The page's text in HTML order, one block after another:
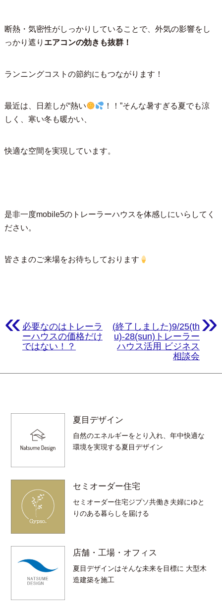
断熱・気密性がしっかりしていることで、外気の影響をし
っかり遮り エアコンの効きも抜群！
ランニングコストの節約にもつながります！
最近は、日差しが“熱い
！！”そんな暑すぎる夏でも涼
しく、寒い冬も暖かい、
快適な空間を実現しています。
是非一度mobile5のトレーラーハウスを体感しにいらしてく
ださい。
皆さまのご来場をお待ちしております
« 必要なのはトレーラ
ーハウスの価格だけ
ではない！？
(終了しました)9/25(th
u)-28(sun)トレーラー
ハウス活用 ビジネス
相談会
»
夏目デザイン
自然のエネルギーをとり入れ、年中快適な
環境を実現する夏目デザイン
セミオーダー住宅
セミオーダー住宅ジプソ共働き夫婦にゆと
りのある暮らしを届ける
店舗・工場・オフィス
夏目デザインはそんな未来を目標に 大型木
造建築を施工